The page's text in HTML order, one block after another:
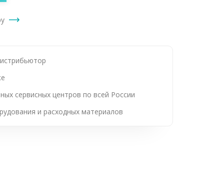
сервисных центров по всей России
и расходных материалов